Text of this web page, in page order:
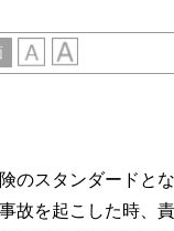
のスタンダードと
故を起こした時、